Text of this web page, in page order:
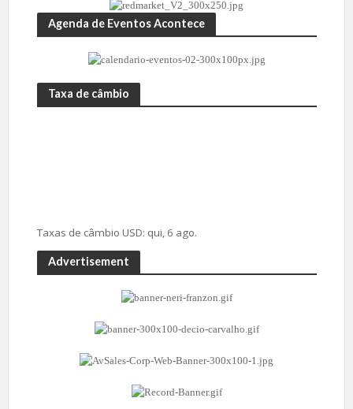
Agenda de Eventos Acontece
Taxa de câmbio
Taxas de câmbio USD: qui, 6 ago.
Advertisement